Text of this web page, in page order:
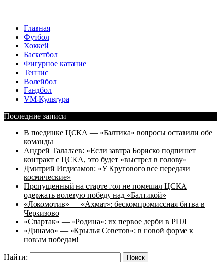
Главная
Футбол
Хоккей
Баскетбол
Фигурное катание
Теннис
Волейбол
Гандбол
VM-Культура
Последние записи
В поединке ЦСКА — «Балтика» вопросы оставили обе
команды
Андрей Талалаев: «Если завтра Бориско подпишет
контракт с ЦСКА, это будет «выстрел в голову»
Дмитрий Игдисамов: «У Кругового все передачи
космические»
Пропущенный на старте гол не помешал ЦСКА
одержать волевую победу над «Балтикой»
«Локомотив» — «Ахмат»: бескомпромиссная битва в
Черкизово
«Спартак» — «Родина»: их первое дерби в РПЛ
«Динамо» — «Крылья Советов»: в новой форме к
новым победам!
Найти: